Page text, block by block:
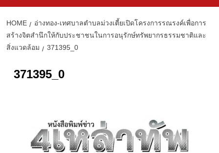
HOME
อ่างทอง-เทศบาลตำบลม่วงเตี้ยเปิดโครงการรณรงค์เพื่อการ
สร้างจิตสำนึกให้กับประชาชนในการอนุรักษ์ทรัพยากรธรรมชาติและ
สิ่งแวดล้อม
371395_0
371395_0